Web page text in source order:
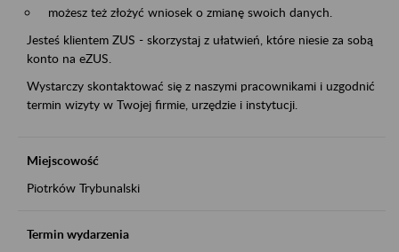
możesz też złożyć wniosek o zmianę swoich danych.
Jesteś klientem ZUS - skorzystaj z ułatwień, które niesie za sobą
konto na eZUS.
Wystarczy skontaktować się z naszymi pracownikami i uzgodnić
termin wizyty w Twojej firmie, urzędzie i instytucji.
Miejscowość
Piotrków Trybunalski
Termin wydarzenia